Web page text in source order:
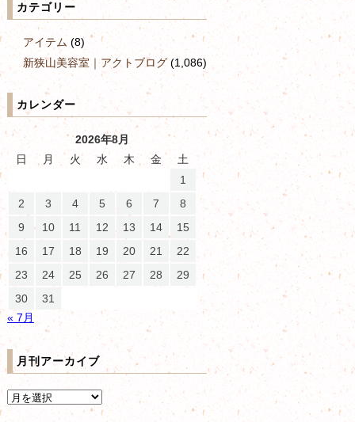
カテゴリー
アイテム (8)
新狭山美容室｜アクトブログ(1,086)
カレンダー
2026年8月
日
月 火 水 木 金
土
1
2
3 4 5 6 7
8
9
10 11 12 13 14
15
16
17 18 19 20 21
22
23
24 25 26 27 28
29
30
31
« 7月
月刊アーカイブ